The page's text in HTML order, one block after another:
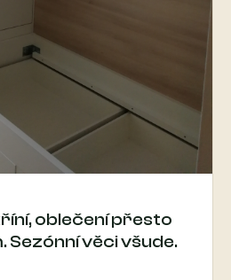
oblečení přesto
Sezónní věci všude.